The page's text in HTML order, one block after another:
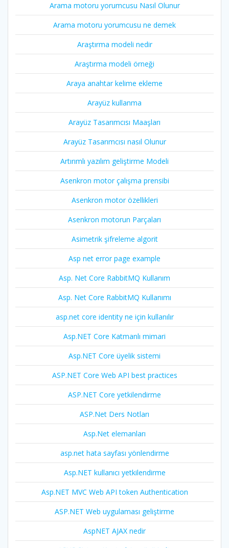
Arama motoru yorumcusu Nasıl Olunur
Arama motoru yorumcusu ne demek
Araştırma modeli nedir
Araştırma modeli örneği
Araya anahtar kelime ekleme
Arayüz kullanma
Arayüz Tasarımcısı Maaşları
Arayüz Tasarımcısı nasıl Olunur
Artırımlı yazılım geliştirme Modeli
Asenkron motor çalışma prensibi
Asenkron motor özellikleri
Asenkron motorun Parçaları
Asimetrik şifreleme algorit
Asp net error page example
Asp. Net Core RabbitMQ Kullanım
Asp. Net Core RabbitMQ Kullanımı
asp.net core identity ne için kullanılır
Asp.NET Core Katmanlı mimari
Asp.NET Core üyelik sistemi
ASP.NET Core Web API best practices
ASP.NET Core yetkilendirme
ASP.Net Ders Notları
Asp.Net elemanları
asp.net hata sayfası yönlendirme
Asp.NET kullanıcı yetkilendirme
Asp.NET MVC Web API token Authentication
ASP.NET Web uygulaması geliştirme
AspNET AJAX nedir